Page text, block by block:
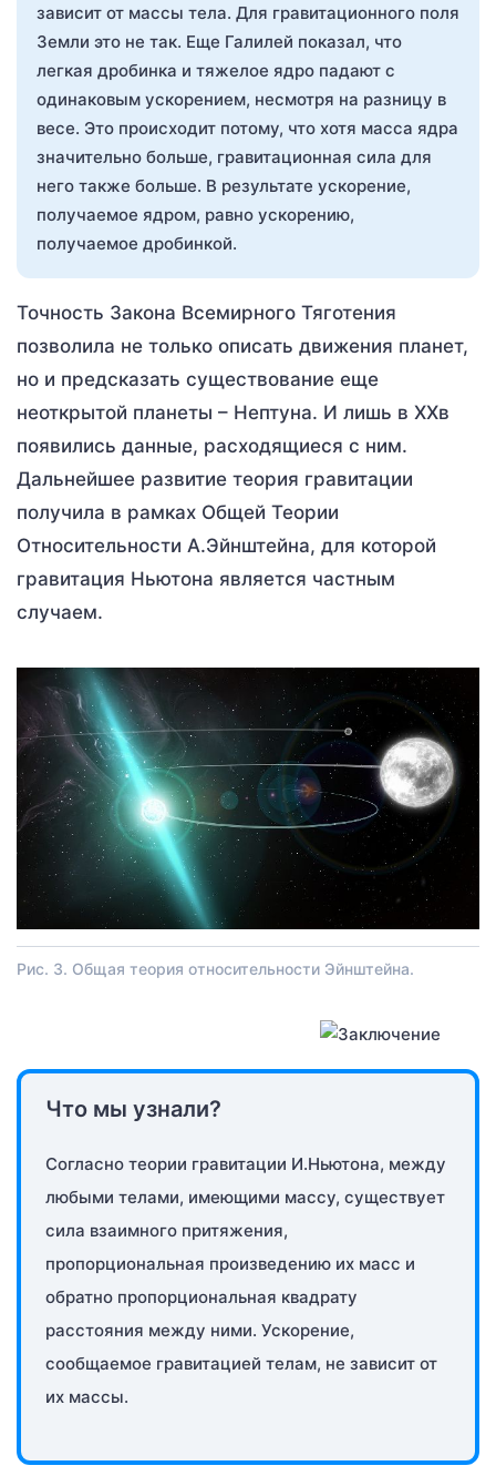
зависит от массы тела. Для гравитационного поля
Земли это не так. Еще Галилей показал, что
легкая дробинка и тяжелое ядро падают с
одинаковым ускорением, несмотря на разницу в
весе. Это происходит потому, что хотя масса ядра
значительно больше, гравитационная сила для
него также больше. В результате ускорение,
получаемое ядром, равно ускорению,
получаемое дробинкой.
Точность Закона Всемирного Тяготения
позволила не только описать движения планет,
но и предсказать существование еще
неоткрытой планеты – Нептуна. И лишь в XXв
появились данные, расходящиеся с ним.
Дальнейшее развитие теория гравитации
получила в рамках Общей Теории
Относительности А.Эйнштейна, для которой
гравитация Ньютона является частным
случаем.
Рис. 3. Общая теория относительности Эйнштейна.
Что мы узнали?
Согласно теории гравитации И.Ньютона, между
любыми телами, имеющими массу, существует
сила взаимного притяжения,
пропорциональная произведению их масс и
обратно пропорциональная квадрату
расстояния между ними. Ускорение,
сообщаемое гравитацией телам, не зависит от
их массы.